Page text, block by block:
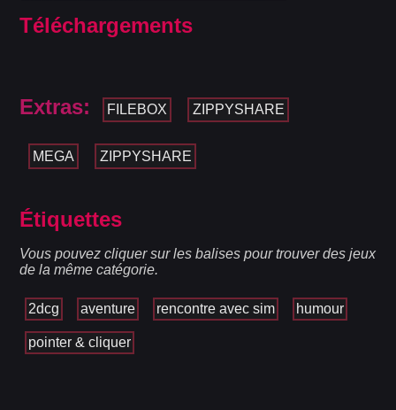
Téléchargements
Extras: FILEBOX ZIPPYSHARE
MEGA ZIPPYSHARE
Étiquettes
Vous pouvez cliquer sur les balises pour trouver des jeux
de la même catégorie.
2dcg aventure rencontre avec sim humour
pointer & cliquer